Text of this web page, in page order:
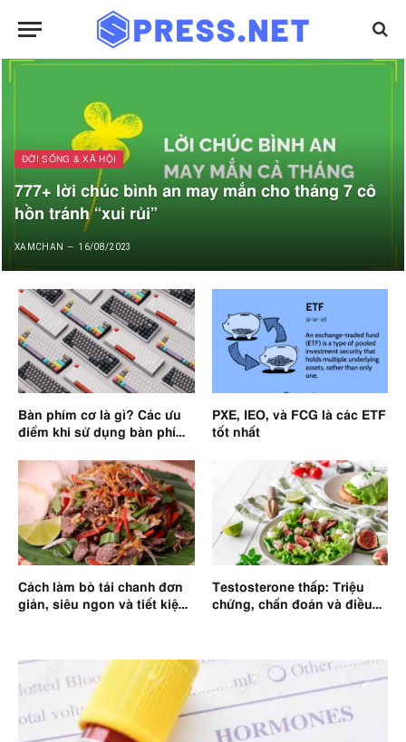
ĐỜI SỐNG & XÃ HỘI
777+ lời chúc bình an may mắn cho tháng 7 cô
hồn tránh “xui rủi”
XAMCHAN 16/08/2023
Bàn phím cơ là gì? Các ưu
điểm khi sử dụng bàn phím
PXE, IEO, và FCG là các ETF
tốt nhất
Cách làm bò tái chanh đơn
giản, siêu ngon và tiết kiệm
Testosterone thấp: Triệu
chứng, chẩn đoán và điều